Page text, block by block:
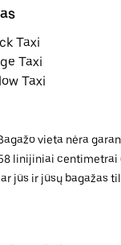
Taxi
Taxi
Taxi
vieta nėra
linijiniai centimetrai
jūs ir jūsų bagažas